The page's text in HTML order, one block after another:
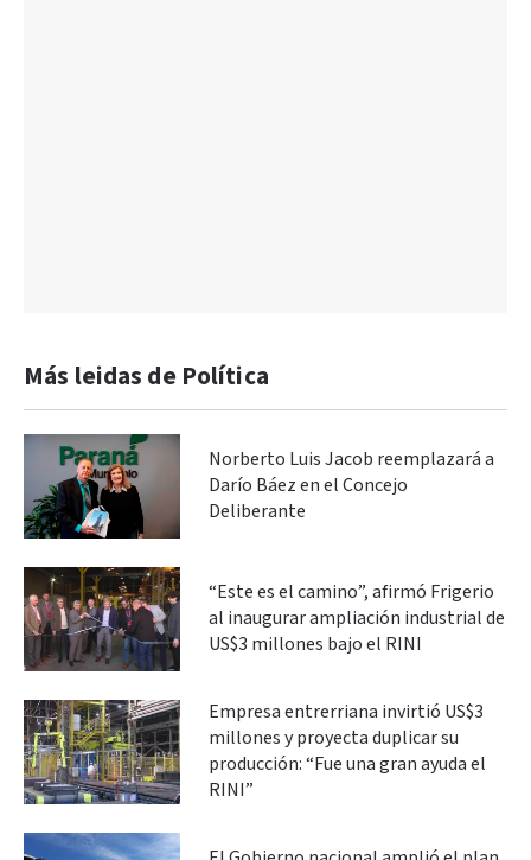
Más leidas de Política
Norberto Luis Jacob reemplazará a
Darío Báez en el Concejo
Deliberante
“Este es el camino”, afirmó Frigerio
al inaugurar ampliación industrial de
US$3 millones bajo el RINI
Empresa entrerriana invirtió US$3
millones y proyecta duplicar su
producción: “Fue una gran ayuda el
RINI”